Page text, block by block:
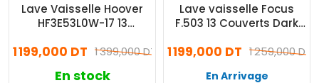
Lave Vaisselle Hoover
HF3E53L0W-17 13
1 399,000 DT
1 199,000 DT
En stock
Lave vaisselle Focus
F.503 13 Couverts Dark
1 259,000 DT
1 199,000 DT
En Arrivage